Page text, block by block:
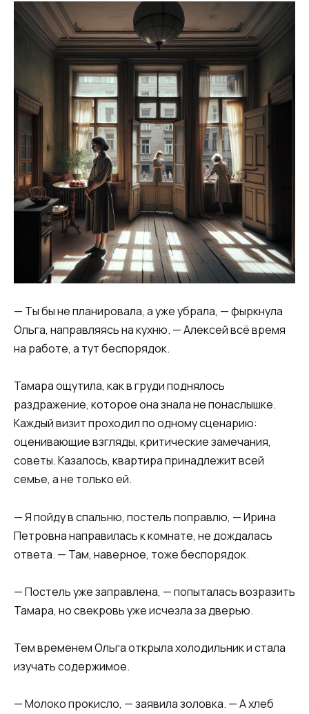
— Ты бы не планировала, а уже убрала, — фыркнула
Ольга, направляясь на кухню. — Алексей всё время
на работе, а тут беспорядок.
Тамара ощутила, как в груди поднялось
раздражение, которое она знала не понаслышке.
Каждый визит проходил по одному сценарию:
оценивающие взгляды, критические замечания,
советы. Казалось, квартира принадлежит всей
семье, а не только ей.
— Я пойду в спальню, постель поправлю, — Ирина
Петровна направилась к комнате, не дождалась
ответа. — Там, наверное, тоже беспорядок.
— Постель уже заправлена, — попыталась возразить
Тамара, но свекровь уже исчезла за дверью.
Тем временем Ольга открыла холодильник и стала
изучать содержимое.
— Молоко прокисло, — заявила золовка. — А хлеб